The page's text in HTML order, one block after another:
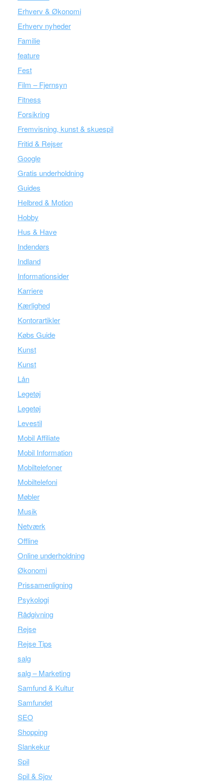
Erhverv & Økonomi
Erhverv nyheder
Familie
feature
Fest
Film – Fjernsyn
Fitness
Forsikring
Fremvisning, kunst & skuespil
Fritid & Rejser
Google
Gratis underholdning
Guides
Helbred & Motion
Hobby
Hus & Have
Indendørs
Indland
Informationsider
Karriere
Kærlighed
Kontorartikler
Købs Guide
Kunst
Kunst
Lån
Legetøj
Legetøj
Levestil
Mobil Affiliate
Mobil Information
Mobiltelefoner
Mobiltelefoni
Møbler
Musik
Netværk
Offline
Online underholdning
Økonomi
Prissamenligning
Psykologi
Rådgivning
Rejse
Rejse Tips
salg
salg – Marketing
Samfund & Kultur
Samfundet
SEO
Shopping
Slankekur
Spil
Spil & Sjov